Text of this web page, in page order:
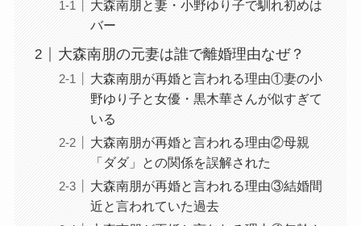
大森南朋と妻・小野ゆり子で馴れ初めは
バー
大森南朋の元妻は誰で離婚理由なぜ？
大森南朋が再婚と言われる理由①妻の小
野ゆり子と女優・黒木華さんが似すぎて
いる
大森南朋が再婚と言われる理由②母親
「ダダ」との関係を誤解された
大森南朋が再婚と言われる理由③結婚間
近と言われていた過去